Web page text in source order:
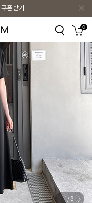
쿠폰 받기
0
1 / 3